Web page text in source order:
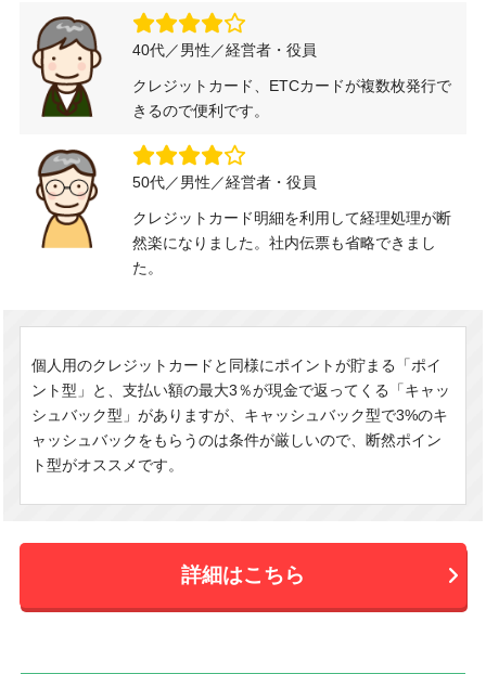
40代／男性／経営者・役員
クレジットカード、ETCカードが複数枚発行で
きるので便利です。
50代／男性／経営者・役員
クレジットカード明細を利用して経理処理が断
然楽になりました。社内伝票も省略できまし
た。
個人用のクレジットカードと同様にポイントが貯まる「ポイ
ント型」と、支払い額の最大3％が現金で返ってくる「キャッ
シュバック型」がありますが、キャッシュバック型で3%のキ
ャッシュバックをもらうのは条件が厳しいので、断然ポイン
ト型がオススメです。
詳細はこちら